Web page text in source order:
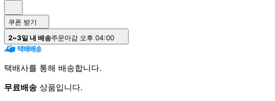
쿠폰 받기
2~3일 내 배송주문마감 오후 04:00
택배사를 통해 배송합니다.
무료배송 상품입니다.